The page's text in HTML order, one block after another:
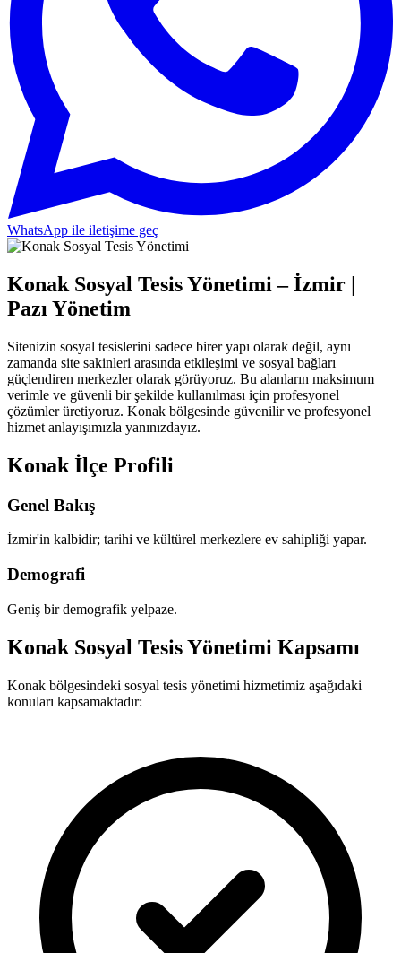
WhatsApp ile iletişime geç
Konak Sosyal Tesis Yönetimi – İzmir |
Pazı Yönetim
Sitenizin sosyal tesislerini sadece birer yapı olarak değil, aynı
zamanda site sakinleri arasında etkileşimi ve sosyal bağları
güçlendiren merkezler olarak görüyoruz. Bu alanların maksimum
verimle ve güvenli bir şekilde kullanılması için profesyonel
çözümler üretiyoruz. Konak bölgesinde güvenilir ve profesyonel
hizmet anlayışımızla yanınızdayız.
Konak İlçe Profili
Genel Bakış
İzmir'in kalbidir; tarihi ve kültürel merkezlere ev sahipliği yapar.
Demografi
Geniş bir demografik yelpaze.
Konak Sosyal Tesis Yönetimi Kapsamı
Konak bölgesindeki sosyal tesis yönetimi hizmetimiz aşağıdaki
konuları kapsamaktadır: